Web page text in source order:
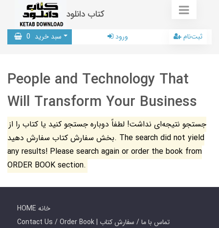
کتاب دانلود
سبد خرید 0 ورود ثبت‌نام
People and Technology That
Will Transform Your Business
جستجو نتیجه‌ای نداشت! لطفاً دوباره جستجو کنید یا کتاب را از
بخش سفارش کتاب سفارش دهید. The search did not yield
any results! Please search again or order the book from
ORDER BOOK section.
HOME خانه
Contact Us / Order Book | تماس با ما / سفارش کتاب